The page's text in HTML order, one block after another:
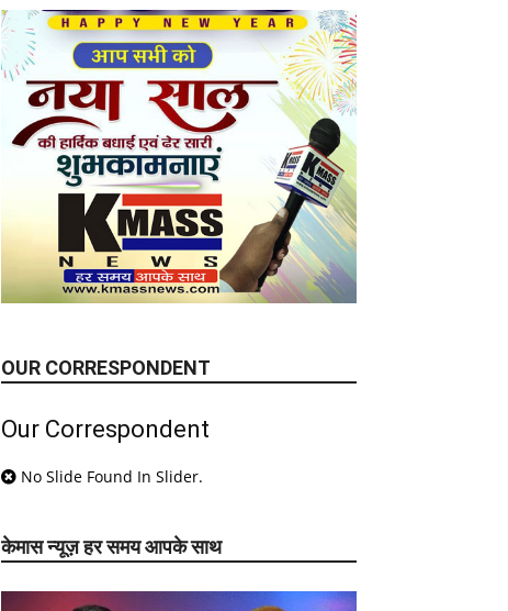
OUR CORRESPONDENT
Our Correspondent
No Slide Found In Slider.
केमास न्यूज़ हर समय आपके साथ